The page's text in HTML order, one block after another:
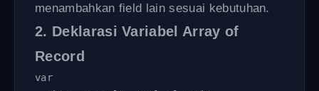
menambahkan field lain sesuai kebutuhan.
2. Deklarasi Variabel Array of
Record
var